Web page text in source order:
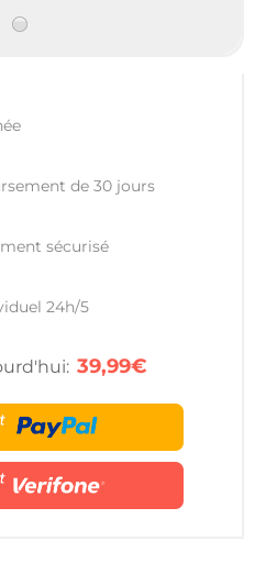
de 30 jours
sécurisé
24h/5
39,99€